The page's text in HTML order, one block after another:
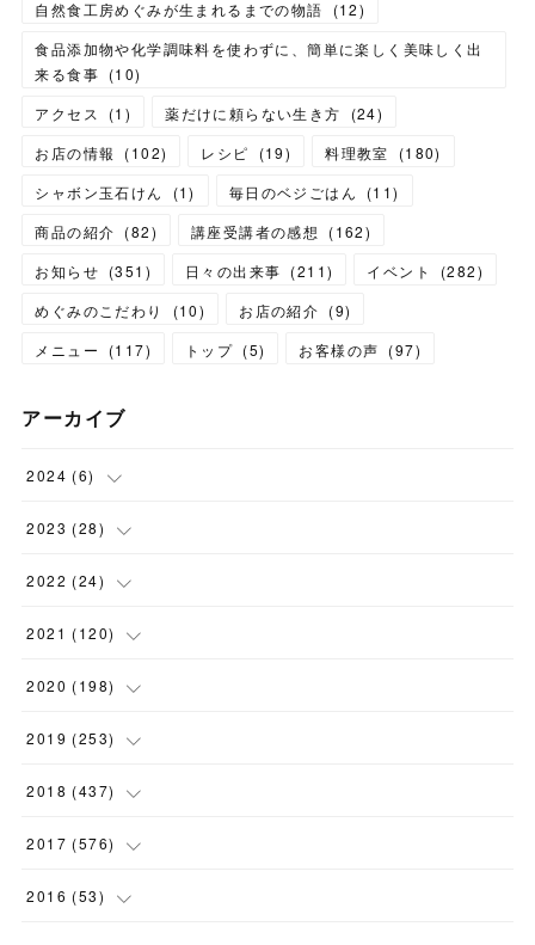
自然食工房めぐみが生まれるまでの物語
(12)
食品添加物や化学調味料を使わずに、簡単に楽しく美味しく出
来る食事 (10)
アクセス
(1 ) 薬だけに頼らない生き方 (24)
お店の情報
(102) レシピ (19) 料理教室 (180)
シャボン玉石けん
(1) 毎日のベジごはん (11)
商品の紹介 (82) 講座受講者の感想 (162)
お知らせ (351 ) 日々の出来事 (211) イベント (282)
めぐみのこだわり
(10) お店の紹介 (9)
メニュー
(117) トップ (5) お客様の声 (97)
アーカイブ
2024 (6)
(1)
(1 )
(1)
( 1 )
2023 (28)
(2)
(1)
(1)
(2 )
2022 (24)
(5)
(2)
(2)
( 1 )
2021 (120)
(12)
(3)
(1)
(9)
2020 (198)
(12)
(11)
(12)
(22
2019 (253)
(14)
(27)
(22
2018 (437)
(23)
(24
2017 (576)
(44
2016 (53)